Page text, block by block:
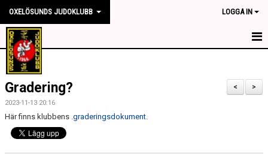
OXELÖSUNDS JUDOKLUBB LOGGA IN
HEM
NYHETER
OM KLUBBEN
TRÄNINGSTIDER
>
<
Gradering?
2023-11-13 20:16
Här finns klubbens .graderingsdokument.